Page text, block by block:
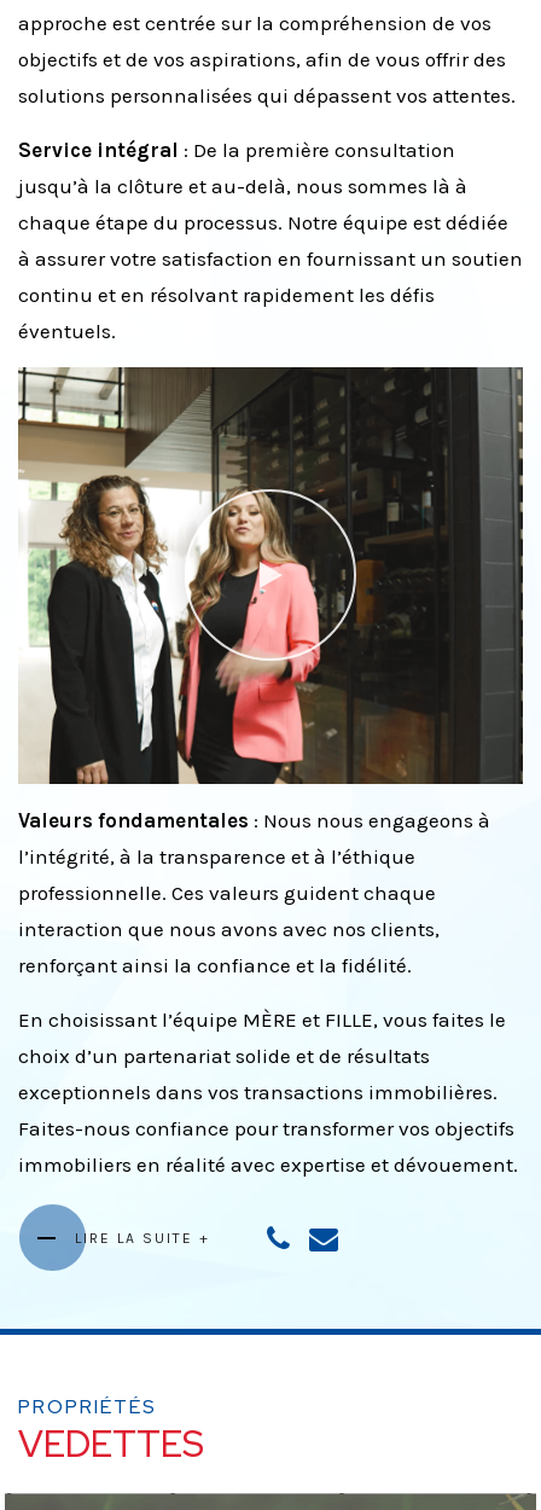
approche est centrée sur la compréhension de vos
objectifs et de vos aspirations, afin de vous offrir des
solutions personnalisées qui dépassent vos attentes.
Service intégral : De la première consultation
jusqu’à la clôture et au-delà, nous sommes là à
chaque étape du processus. Notre équipe est dédiée
à assurer votre satisfaction en fournissant un soutien
continu et en résolvant rapidement les défis
éventuels.
Valeurs fondamentales : Nous nous engageons à
l’intégrité, à la transparence et à l’éthique
professionnelle. Ces valeurs guident chaque
interaction que nous avons avec nos clients,
renforçant ainsi la confiance et la fidélité.
En choisissant l’équipe MÈRE et FILLE, vous faites le
choix d’un partenariat solide et de résultats
exceptionnels dans vos transactions immobilières.
Faites-nous confiance pour transformer vos objectifs
immobiliers en réalité avec expertise et dévouement.
LIRE LA SUITE +
PROPRIÉTÉS
VEDETTES